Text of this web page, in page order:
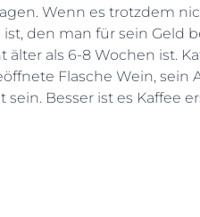
Wenn es trotzdem
den man für sein Geld
als 6-8 Wochen ist.
Flasche Wein, sein
Besser ist es Kaffee